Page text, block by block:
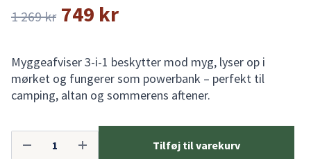
1 269 kr 749 kr
Myggeafviser 3-i-1 beskytter mod myg, lyser op i
mørket og fungerer som powerbank – perfekt til
camping, altan og sommerens aftener.
Tilføj til varekurv